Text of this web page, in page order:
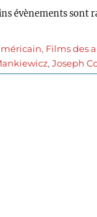
évènements sont
, Films des
,Joseph